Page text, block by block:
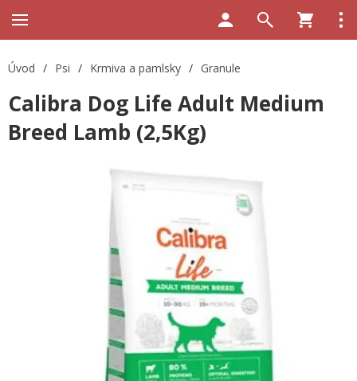
Úvod / Psi / Krmiva a pamlsky / Granule
Calibra Dog Life Adult Medium
Breed Lamb (2,5Kg)